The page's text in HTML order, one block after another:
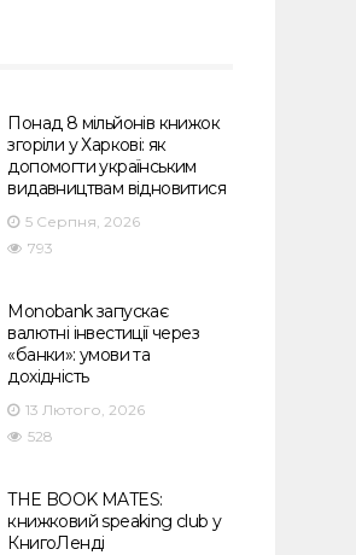
Понад 8 мільйонів книжок
згоріли у Харкові: як
допомогти українським
видавництвам відновитися
5 Серпня, 2026
793
Monobank запускає
валютні інвестиції через
«банки»: умови та
дохідність
13 Лютого, 2026
528
THE BOOK MATES:
книжковий speaking club у
КнигоЛенді